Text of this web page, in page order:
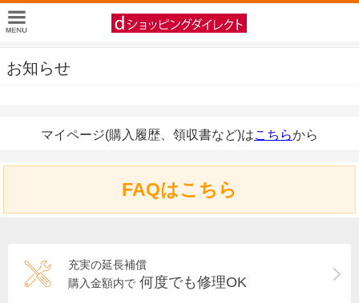
お知らせ
マイページ(購入履歴、領収書など)はこちらから
FAQはこちら
充実の延長補償
購入金額内で 何度でも修理OK